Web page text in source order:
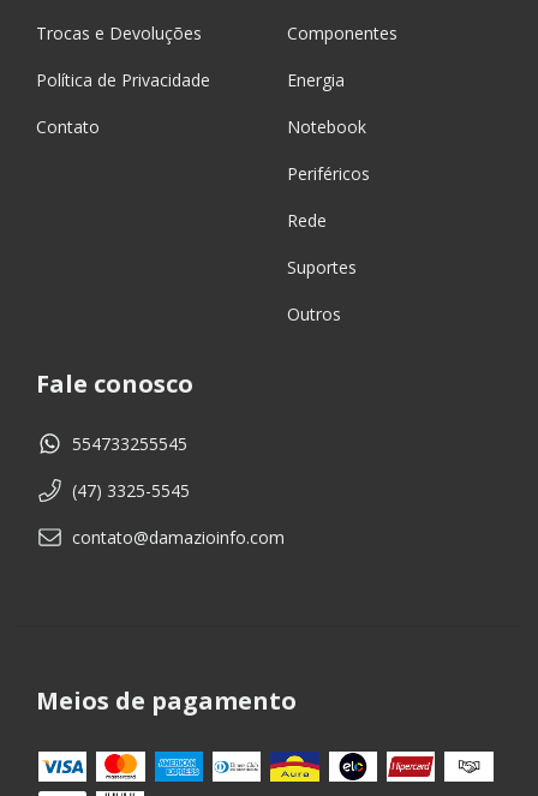
Trocas e Devoluções
Política de Privacidade
Contato
Componentes
Energia
Notebook
Periféricos
Rede
Suportes
Outros
Fale conosco
554733255545
(47) 3325-5545
contato@damazioinfo.com
Meios de pagamento